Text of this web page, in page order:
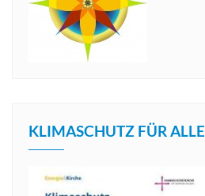
KLIMASCHUTZ FÜR ALLE